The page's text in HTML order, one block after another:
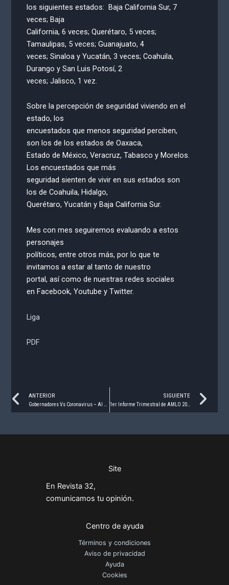
los siguientes estados: Baja California Sur, 7
veces; Baja
California, 6 veces; Querétaro, 5 veces;
Tamaulipas, 5 veces; Guanajuato, 4
veces; Sinaloa y Yucatán, 3 veces; Coahuila,
Durango y San Luis Potosí, 2
veces; Jalisco, 1 vez.
Sobre la percepción de seguridad viviendo en el
estado, los
encuestados que menos seguridad perciben,
son los de los estados de Oaxaca,
Estado de México, Veracruz, Tabasco y Morelos.
Los encuestados que más
seguridad sienten de vivir en sus estados son
los de Coahuila, Hidalgo,
Querétaro, Yucatán y Baja California Sur.
Mes con mes seguiremos evaluando a estos
personajes
políticos, entre otros más, por lo que te
invitamos a estar al tanto de nuestro
portal, así como de nuestras redes sociales
en Facebook, Youtube y Twitter.
Liga
PDF
Prev
ANTERIOR SIGUIENTE
1er Informe Trimestral de AMLO 2020 – Evaluación de Percepción
Site
En Revista 32,
comunicamos tu opinión.
Centro de ayuda
Términos y condiciones
Aviso de privacidad
Ayuda
Cookies